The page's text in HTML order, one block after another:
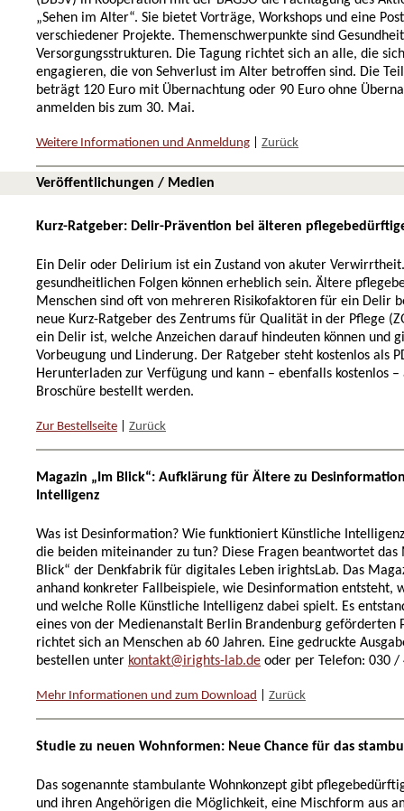
„Sehen im Alter“. Sie bietet Vorträge, Workshops und eine
verschiedener Projekte. Themenschwerpunkte sind
Versorgungsstrukturen. Die Tagung richtet sich an alle, die
engagieren, die von Sehverlust im Alter betroffen sind. Die
beträgt 120 Euro mit Übernachtung oder 90 Euro ohne
anmelden bis zum 30. Mai.
Weitere Informationen und Anmeldung Zurück
Veröffentlichungen / Medien
Kurz-Ratgeber: Delir-Prävention bei älteren
Ein Delir oder Delirium ist ein Zustand von akuter
gesundheitlichen Folgen können erheblich sein. Ältere
Menschen sind oft von mehreren Risikofaktoren für ein Delir
neue Kurz-Ratgeber des Zentrums für Qualität in der Pflege
ein Delir ist, welche Anzeichen darauf hindeuten können und
Vorbeugung und Linderung. Der Ratgeber steht kostenlos als
Herunterladen zur Verfügung und kann – ebenfalls kostenlos
Broschüre bestellt werden.
Zur Bestellseite Zurück
Magazin „Im Blick“: Aufklärung für Ältere zu
Intelligenz
Was ist Desinformation? Wie funktioniert Künstliche
die beiden miteinander zu tun? Diese Fragen beantwortet das
Blick“ der Denkfabrik für digitales Leben irightsLab. Das
anhand konkreter Fallbeispiele, wie Desinformation entsteht,
und welche Rolle Künstliche Intelligenz dabei spielt. Es
eines von der Medienanstalt Berlin Brandenburg geförderten
richtet sich an Menschen ab 60 Jahren. Eine gedruckte
bestellen unter kontakt@irights-lab.de oder per Telefon: 030 /
Mehr Informationen und zum Download Zurück
Studie zu neuen Wohnformen: Neue Chance für das
Das sogenannte stambulante Wohnkonzept gibt
und ihren Angehörigen die Möglichkeit, eine Mischform aus